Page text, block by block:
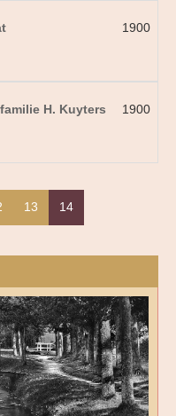
1900
H. Kuyters 1900
13 14